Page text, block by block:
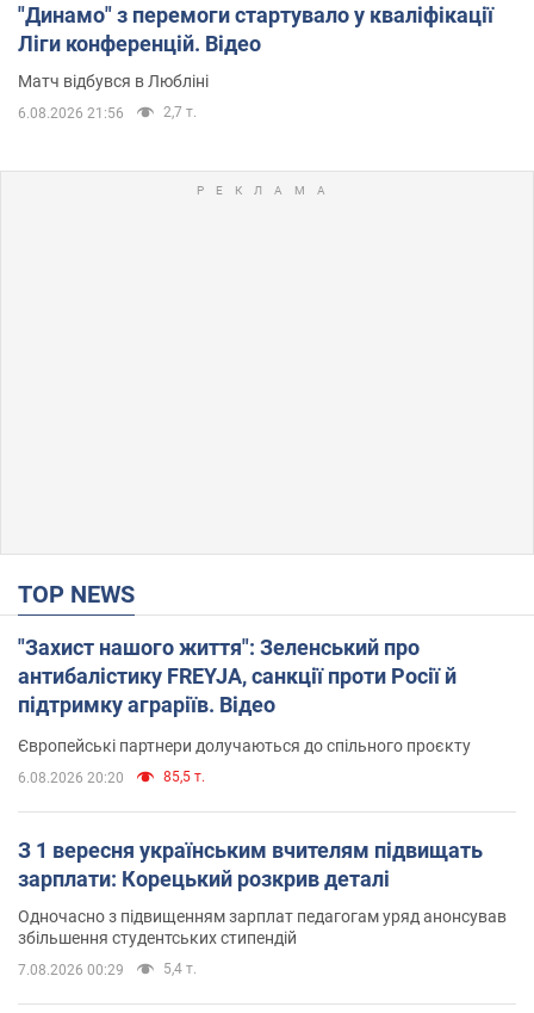
"Динамо" з перемоги стартувало у кваліфікації
Ліги конференцій. Відео
Матч відбувся в Любліні
6.08.2026 21:56 2,7 т.
TOP NEWS
"Захист нашого життя": Зеленський про
антибалістику FREYJA, санкції проти Росії й
підтримку аграріїв. Відео
Європейські партнери долучаються до спільного проєкту
6.08.2026 20:20 85,5 т.
З 1 вересня українським вчителям підвищать
зарплати: Корецький розкрив деталі
Одночасно з підвищенням зарплат педагогам уряд анонсував
збільшення студентських стипендій
7.08.2026 00:29 5,4 т.